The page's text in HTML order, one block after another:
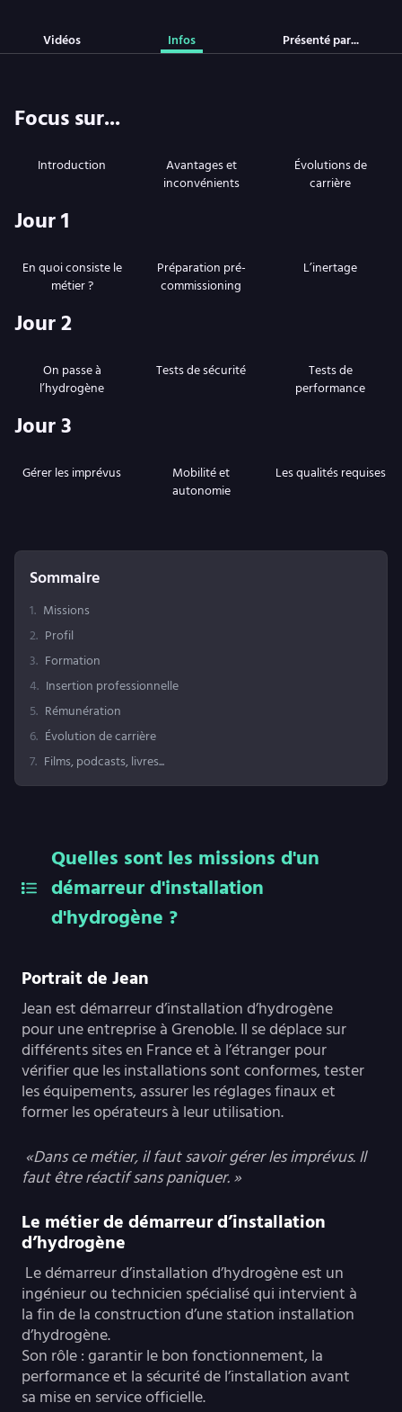
Vidéos Infos Présenté par...
Focus sur...
Introduction
Avantages et
inconvénients
Évolutions de
carrière
Jour 1
En quoi consiste le
métier ?
Préparation pré-
commissioning
L’inertage
Jour 2
On passe à
l’hydrogène
Tests de sécurité
Tests de
performance
Jour 3
Gérer les imprévus
Mobilité et
autonomie
Les qualités requises
Sommaire
1. Missions
2. Profil
3. Formation
4. Insertion professionnelle
5. Rémunération
6. Évolution de carrière
7. Films, podcasts, livres...
Quelles sont les missions d'un
démarreur d'installation
d'hydrogène ?
Portrait de Jean
Jean est démarreur d’installation d’hydrogène
pour une entreprise à Grenoble. Il se déplace sur
différents sites en France et à l’étranger pour
vérifier que les installations sont conformes, tester
les équipements, assurer les réglages finaux et
former les opérateurs à leur utilisation.
«Dans ce métier, il faut savoir gérer les imprévus. Il
faut être réactif sans paniquer. »
Le métier de démarreur d’installation
d’hydrogène
Le démarreur d’installation d’hydrogène est un
ingénieur ou technicien spécialisé qui intervient à
la fin de la construction d’une station installation
d’hydrogène.
Son rôle : garantir le bon fonctionnement, la
performance et la sécurité de l’installation avant
sa mise en service officielle.